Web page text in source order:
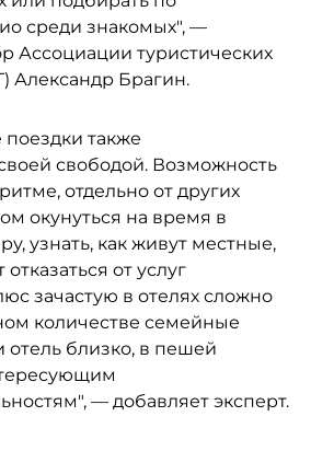
среди знакомых", —
Ассоциации туристических
Александр Брагин.
также
свободой. Возможность
отдельно от других
окунуться на время в
узнать, как живут местные,
от услуг
зачастую в отелях сложно
количестве семейные
отель близко, в пешей
— добавляет эксперт.